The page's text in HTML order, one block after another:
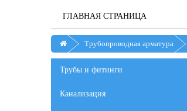
ГЛАВНАЯ СТРАНИЦА
Трубопроводная арматура
Трубы и фитинги
Канализация